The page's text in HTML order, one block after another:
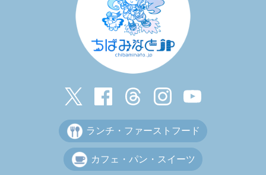
ランチ・ファーストフード
カフェ・パン・スイーツ